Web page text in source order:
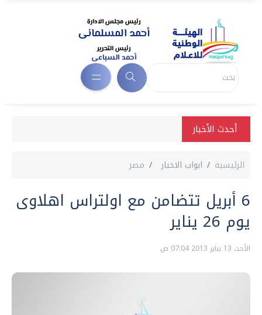
أحدث الأخبار
الرئيسية ابواب الاخبار مصر
6 أبريل تتضامن مع اولتراس اهلاوى
يوم 26 يناير
الأحد، 13 يناير 2013 07:04 ص